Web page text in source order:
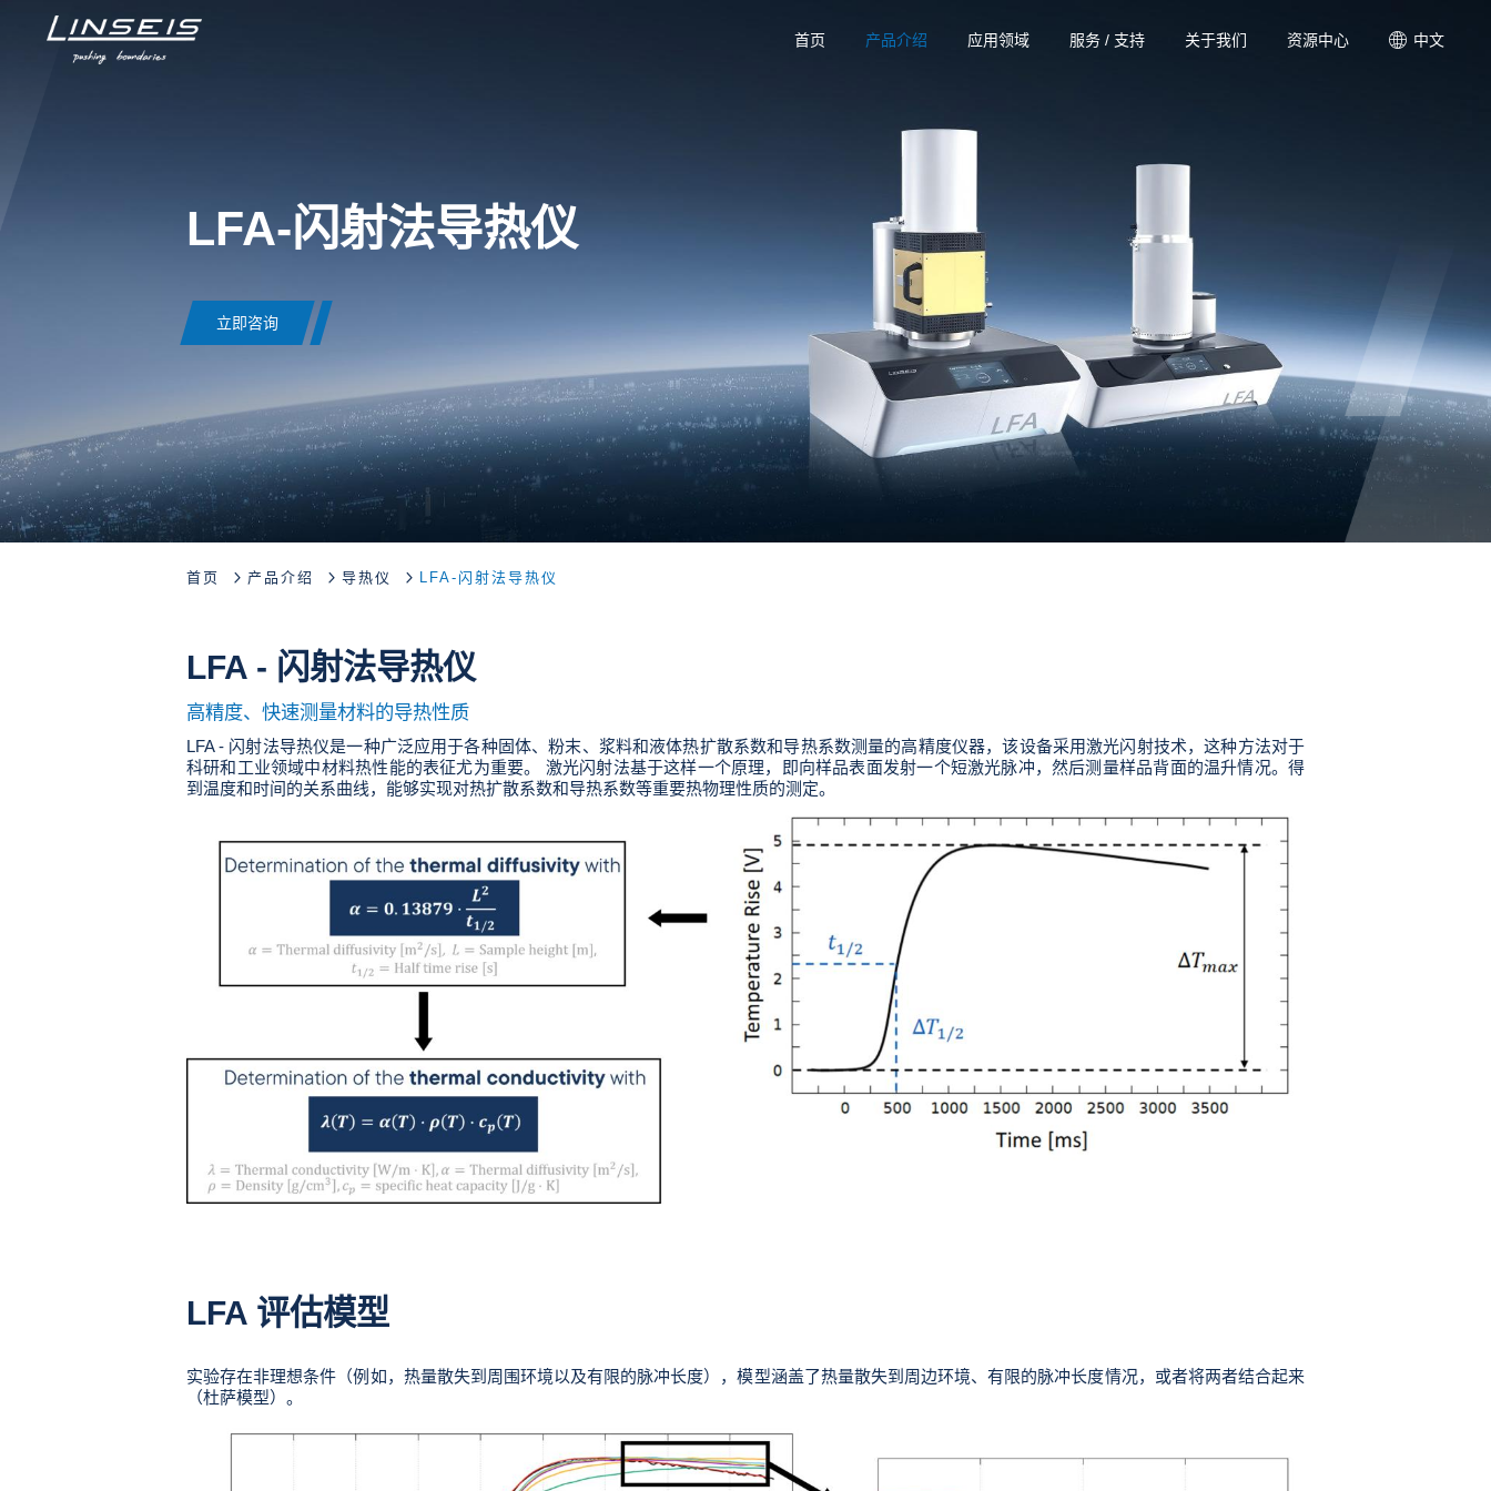
中文
首页 产品介绍 应用领域 服务 / 支持 关于我们 资源中心
LFA-闪射法导热仪
立即咨询
首页 产品介绍 导热仪 LFA-闪射法导热仪
LFA - 闪射法导热仪
高精度、快速测量材料的导热性质
LFA - 闪射法导热仪是一种广泛应用于各种固体、粉末、浆料和液体热扩散系数和导热系数测量的高精度仪器，该设备采用激光闪射技术，这种方法对于
科研和工业领域中材料热性能的表征尤为重要。 激光闪射法基于这样一个原理，即向样品表面发射一个短激光脉冲，然后测量样品背面的温升情况。得
到温度和时间的关系曲线，能够实现对热扩散系数和导热系数等重要热物理性质的测定。
LFA 评估模型
实验存在非理想条件（例如，热量散失到周围环境以及有限的脉冲长度），模型涵盖了热量散失到周边环境、有限的脉冲长度情况，或者将两者结合起来
（杜萨模型）。